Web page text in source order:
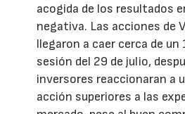
acogida de los resultados
negativa. Las acciones de
llegaron a caer cerca de
sesión del 29 de julio,
inversores reaccionaran a
acción superiores a las